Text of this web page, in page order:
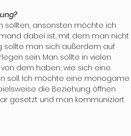
sollten, ansonsten möchte ich
dabei ist, mit dem man nicht
sollte man sich außerdem auf
sein. Man sollte in vielen
dem haben, wie sich eine
soll. Ich möchte eine monogame
die Beziehung öffnen
gesetzt und man kommuniziert